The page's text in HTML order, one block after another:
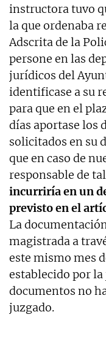
instructora tuvo
la que ordenaba
Adscrita de la
persone en las
jurídicos del
identificase a su
para que en el
días aportase los
solicitados en su
que en caso de
responsable de
incurriría en un
previsto en el
La
magistrada a
este mismo mes
establecido por la
documentos no
juzgado.